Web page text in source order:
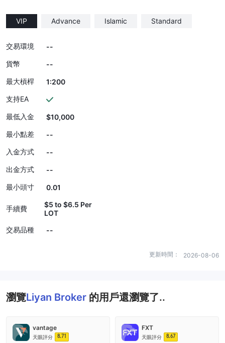
VIP Advance Islamic Standard
交易環境
--
貨幣
--
最大槓桿
1:200
支持EA
最低入金
$10,000
最小點差
--
入金方式
--
出金方式
--
最小頭寸
0.01
手續費
$5 to $6.5 Per
LOT
交易品種
--
更新時間： 2026-08-06
瀏覽Liyan Broker 的用戶還瀏覽了..
vantage
天眼評分 8.71
FXT
天眼評分 8.67